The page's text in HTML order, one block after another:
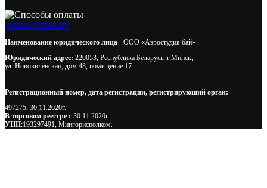
AEROSTUDIA.BY
Наименование юридического лица - ООО «Аэростудия бай»
Юридический адрес: 220053, Республика Беларусь, г.Минск,
ул. Нововиленская, дом 48, помещение 17
Регистрационный номер, дата регистрации, регистрирующий орган:
497275, 30.11.2020г.
В торговом реестре с 30.11.2020г.
УНП:193297491, Мингорисполком.